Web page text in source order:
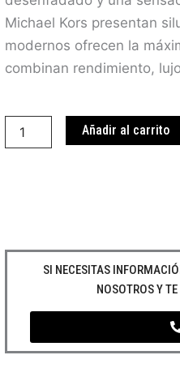
Michael Kors presentan
modernos ofrecen la
combinan rendimiento,
Michael
Añadir al carrito
SI NECESITAS
NOSOTROS Y